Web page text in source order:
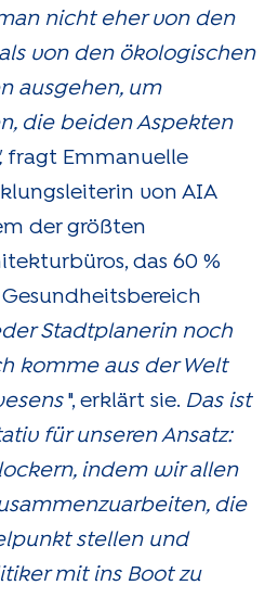
nicht eher von den
von den ökologischen
ausgehen, um
die beiden Aspekten
fragt Emmanuelle
von AIA
der größten
das 60 %
Stadtplanerin noch
komme aus der Welt
", erklärt sie. Das ist
für unseren Ansatz:
indem wir allen
die
stellen und
mit ins Boot zu